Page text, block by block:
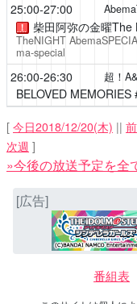
25:00-27:00
！ 柴田阿弥の金曜The
TheNIGHT
ma-special
26:00-26:30 超！
BELOVED MEMORIES
[ 今日2018/12/20(木) ||
次週 ]
»今後の放送予定を全
[広告]
番組表